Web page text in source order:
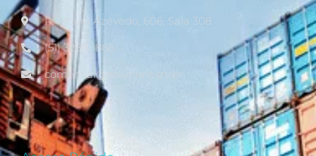
R. Moura Azevedo, 606, Sala 308
(51) 3269-1866
comercial@solutions.srv.br